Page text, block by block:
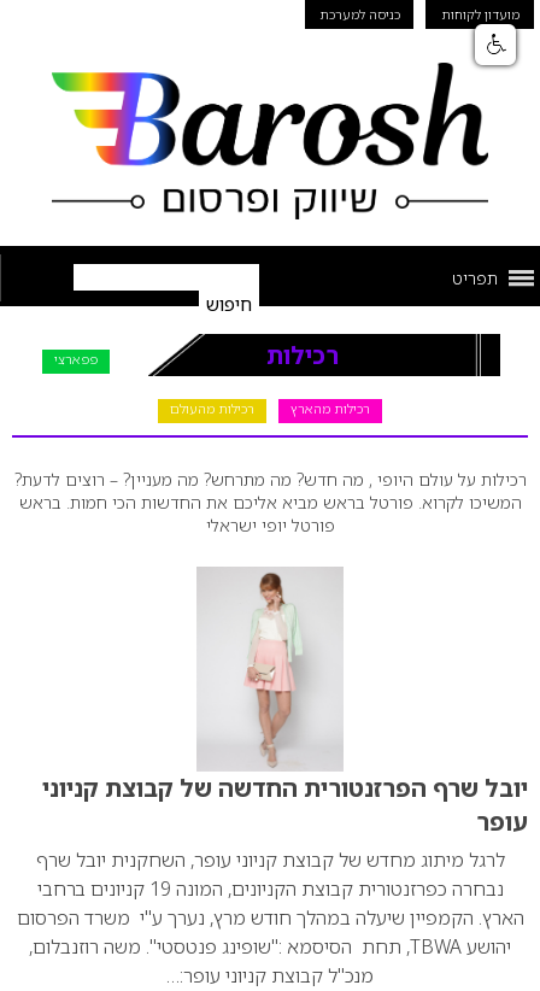
מועדון לקוחות כניסה למערכת
תפריט
רכילות פפארצי
רכילות מהארץ רכילות מהעולם
רכילות על עולם היופי , מה חדש? מה מתרחש? מה מעניין? – רוצים לדעת?
המשיכו לקרוא. פורטל בראש מביא אליכם את החדשות הכי חמות. בראש
פורטל יופי ישראלי
יובל שרף הפרזנטורית החדשה של קבוצת קניוני
עופר
לרגל מיתוג מחדש של קבוצת קניוני עופר, השחקנית יובל שרף
נבחרה כפרזנטורית קבוצת הקניונים, המונה 19 קניונים ברחבי
הארץ. הקמפיין שיעלה במהלך חודש מרץ, נערך ע"י משרד הפרסום
יהושע TBWA, תחת הסיסמא :"שופינג פנטסטי". משה רוזנבלום,
מנכ"ל קבוצת קניוני עופר:…